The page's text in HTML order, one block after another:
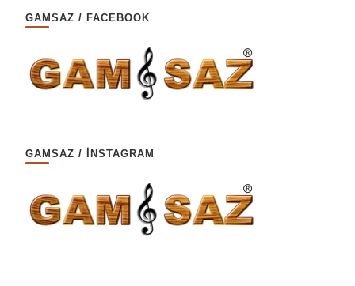
GAMSAZ / FACEBOOK
GAMSAZ / İNSTAGRAM